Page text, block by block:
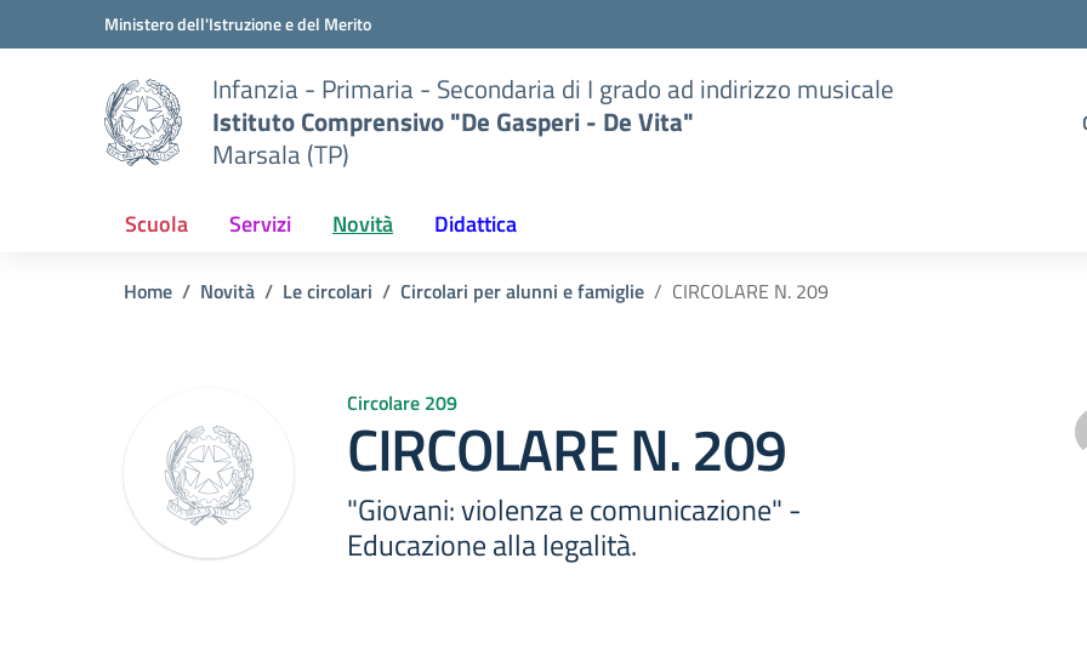
Vai ai contenuti
Vai al menu di navigazioneMinistero dell'Istruzione e del Merito
Infanzia - Primaria - Secondaria di I grado ad indirizzo musicale
Istituto Comprensivo "De Gasperi - De Vita"
Marsala (TP)
Scuola Servizi Novità Didattica
Home Novità Le circolari Circolari per alunni e famiglie CIRCOLARE N. 209
Circolare 209
CIRCOLARE N. 209
"Giovani: violenza e comunicazione" -
Educazione alla legalità.